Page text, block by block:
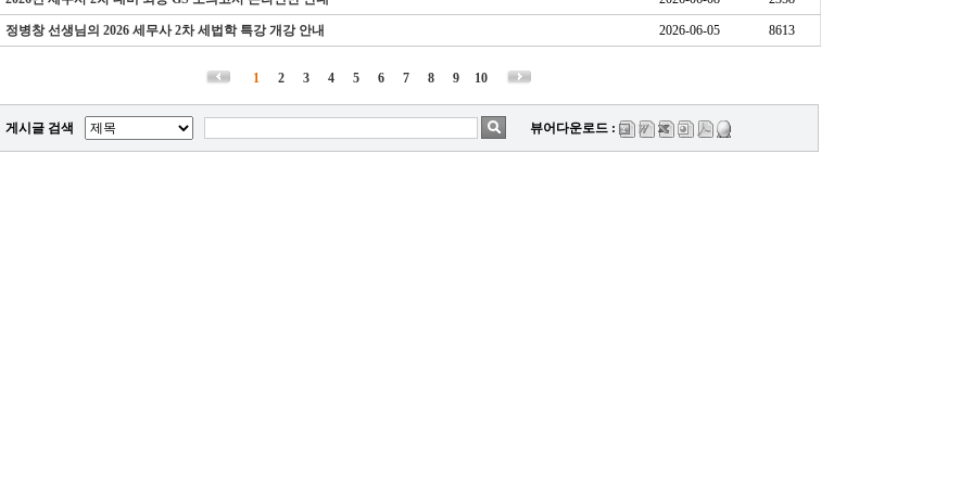
정병창 선생님의 2026 세무사 2차 세법학 특강 개강 안내 2026-06-05 8613
1 2 3 4 5 6 7 8 9 10
게시글 검색 뷰어다운로드 :